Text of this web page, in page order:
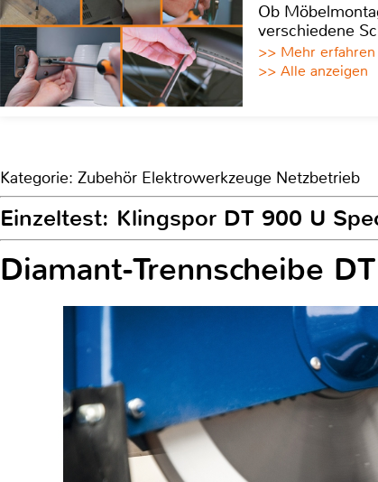
Ob
verschiedene
>> Mehr erfahren
>> Alle anzeigen
Kategorie: Zubehör Elektrowerkzeuge Netzbetrieb
Einzeltest: Klingspor DT 900 U
Diamant-Trennscheibe